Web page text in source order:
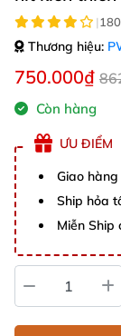
|
Thương hiệu:
750.000₫
Còn hàng
ƯU ĐIỂM
Giao
Ship hỏa
Miễn Ship